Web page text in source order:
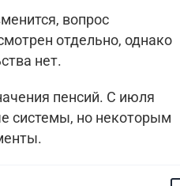
вопрос
отдельно, однако
нет.
пенсий. С июля
системы, но некоторым